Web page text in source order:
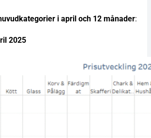
i april och 12 månader:
2025